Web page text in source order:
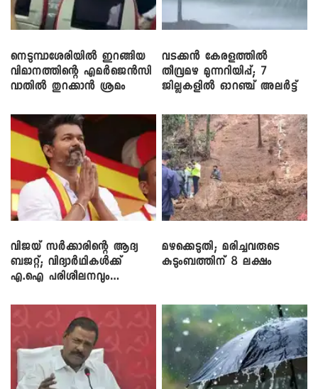
നെടുമ്പാശേരിയിൽ ഇറങ്ങിയ
വിമാനത്തിന്റെ എമർജെൻസി
വാതിൽ തുറക്കാൻ ശ്രമം
വടക്കൻ കേരളത്തിൽ
തീവ്രമഴ മുന്നറിയിപ്പ്; 7
ജില്ലകളിൽ ഓറഞ്ച് അലർട്ട്
വിജയ് സർക്കാരിന്റെ ആദ്യ
ബജറ്റ്; വിദ്യാർഥികൾക്ക്
എ.ഐ പരിശീലനവും
മഴക്കെടുതി; മരിച്ചവരുടെ
കുടുംബത്തിന് 8 ലക്ഷം